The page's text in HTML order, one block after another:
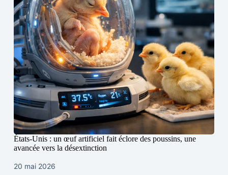
États-Unis : un œuf artificiel fait éclore des poussins, une
avancée vers la désextinction
20 mai 2026